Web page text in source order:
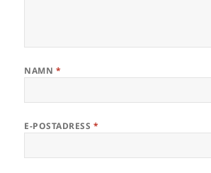
NAMN *
E-POSTADRESS *